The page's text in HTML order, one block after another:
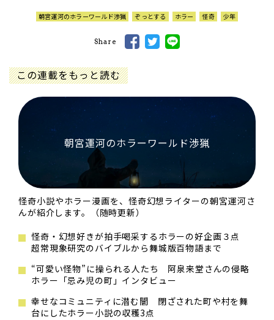
朝宮運河のホラーワールド渉猟 ぞっとする ホラー 怪奇 少年
Share
この連載をもっと読む
朝宮運河のホラーワールド渉猟
怪奇小説やホラー漫画を、怪奇幻想ライターの朝宮運河さ
んが紹介します。（随時更新）
怪奇・幻想好きが拍手喝采するホラーの好企画３点
超常現象研究のバイブルから舞城版百物語まで
“可愛い怪物”に操られる人たち 阿泉来堂さんの侵略
ホラー「忌み児の町」インタビュー
幸せなコミュニティに潜む闇 閉ざされた町や村を舞
台にしたホラー小説の収穫3点